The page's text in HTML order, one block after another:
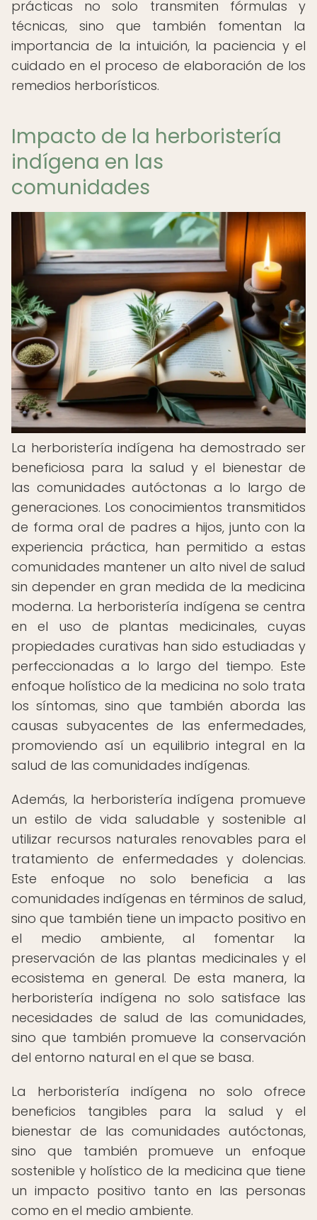
prácticas no solo transmiten fórmulas y
técnicas, sino que también fomentan la
importancia de la intuición, la paciencia y el
cuidado en el proceso de elaboración de los
remedios herborísticos.
Impacto de la herboristería
indígena en las
comunidades
La herboristería indígena ha demostrado ser
beneficiosa para la salud y el bienestar de
las comunidades autóctonas a lo largo de
generaciones. Los conocimientos transmitidos
de forma oral de padres a hijos, junto con la
experiencia práctica, han permitido a estas
comunidades mantener un alto nivel de salud
sin depender en gran medida de la medicina
moderna. La herboristería indígena se centra
en el uso de plantas medicinales, cuyas
propiedades curativas han sido estudiadas y
perfeccionadas a lo largo del tiempo. Este
enfoque holístico de la medicina no solo trata
los síntomas, sino que también aborda las
causas subyacentes de las enfermedades,
promoviendo así un equilibrio integral en la
salud de las comunidades indígenas.
Además, la herboristería indígena promueve
un estilo de vida saludable y sostenible al
utilizar recursos naturales renovables para el
tratamiento de enfermedades y dolencias.
Este enfoque no solo beneficia a las
comunidades indígenas en términos de salud,
sino que también tiene un impacto positivo en
el medio ambiente, al fomentar la
preservación de las plantas medicinales y el
ecosistema en general. De esta manera, la
herboristería indígena no solo satisface las
necesidades de salud de las comunidades,
sino que también promueve la conservación
del entorno natural en el que se basa.
La herboristería indígena no solo ofrece
beneficios tangibles para la salud y el
bienestar de las comunidades autóctonas,
sino que también promueve un enfoque
sostenible y holístico de la medicina que tiene
un impacto positivo tanto en las personas
como en el medio ambiente.